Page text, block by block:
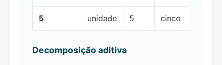
5 unidade 5 cinco
Decomposição aditiva